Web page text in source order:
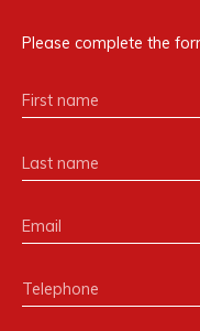
Please complete the
First name
Last name
Email
Telephone